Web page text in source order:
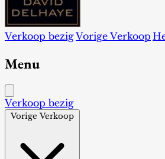
Verkoop bezigVorige Verkoop
Menu
Verkoop bezig
Vorige Verkoop